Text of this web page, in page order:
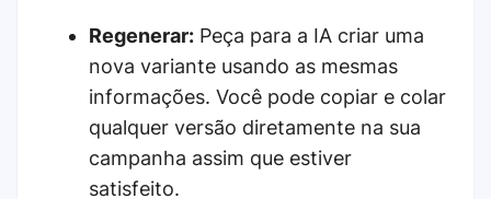
Regenerar: Peça para a IA criar uma
nova variante usando as mesmas
informações. Você pode copiar e colar
qualquer versão diretamente na sua
campanha assim que estiver
satisfeito.